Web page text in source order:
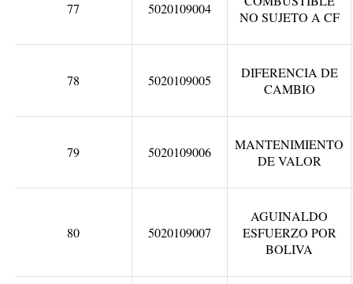
77 5020109004
NO SUJETO A CF
78 5020109005
DIFERENCIA DE
CAMBIO
79 5020109006
MANTENIMIENTO
DE VALOR
80 5020109007
AGUINALDO
ESFUERZO POR
BOLIVA